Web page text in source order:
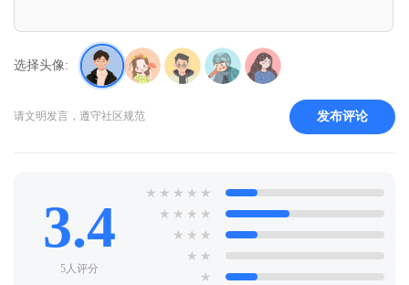
选择头像:
请文明发言，遵守社区规范 发布评论
3.4
5人评分
★ ★ ★ ★ ★
★ ★ ★ ★
★ ★ ★
★ ★
★